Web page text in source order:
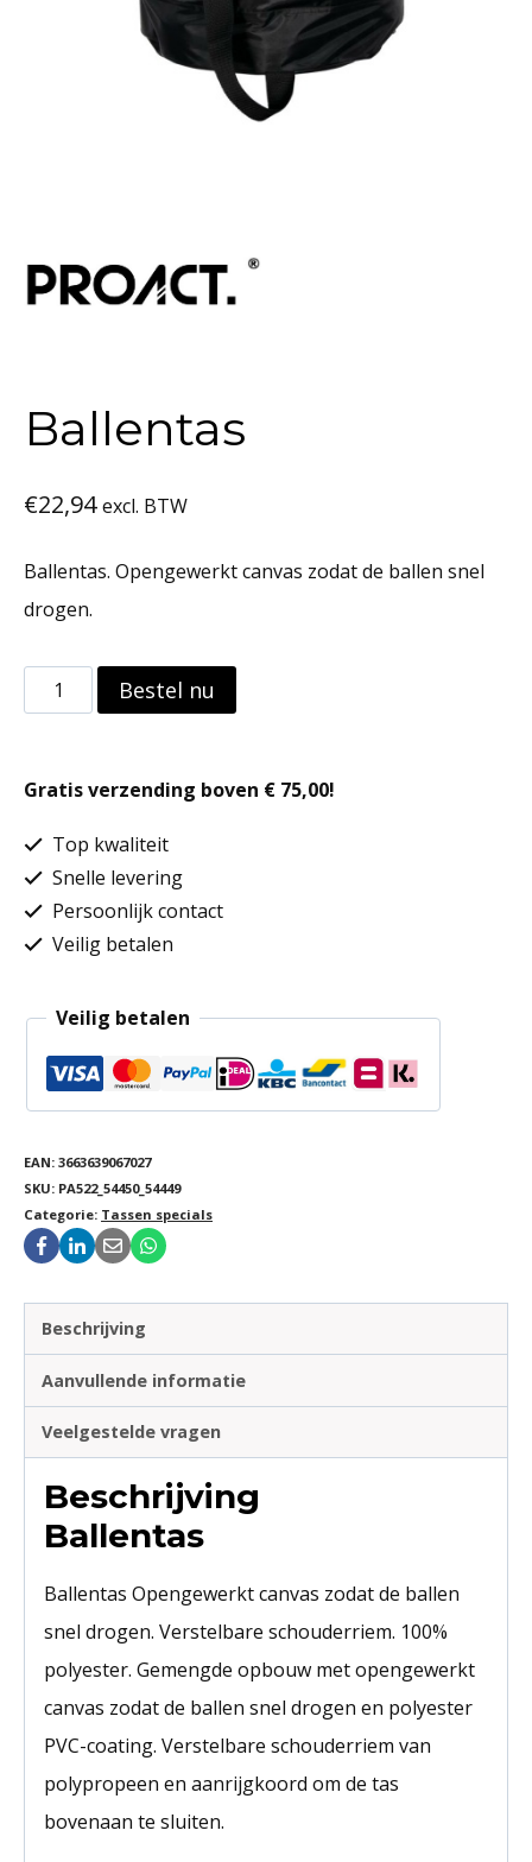
Ballentas
€22,94 excl. BTW
Ballentas. Opengewerkt canvas zodat de ballen snel
drogen.
Ballentas
aantal
Bestel nu
Gratis verzending boven € 75,00!
Top kwaliteit
Snelle levering
Persoonlijk contact
Veilig betalen
Veilig betalen
EAN: 3663639067027
SKU: PA522_54450_54449
Categorie: Tassen specials
Beschrijving
Aanvullende informatie
Veelgestelde vragen
Beschrijving
Ballentas
Ballentas Opengewerkt canvas zodat de ballen
snel drogen. Verstelbare schouderriem. 100%
polyester. Gemengde opbouw met opengewerkt
canvas zodat de ballen snel drogen en polyester
PVC-coating. Verstelbare schouderriem van
polypropeen en aanrijgkoord om de tas
bovenaan te sluiten.